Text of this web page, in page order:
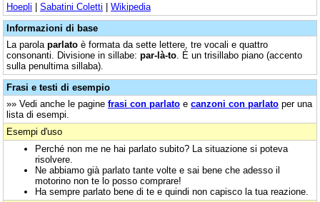
Hoepli | Sabatini Coletti | Wikipedia
Informazioni di base
La parola parlato è formata da sette lettere, tre vocali e quattro
consonanti. Divisione in sillabe: par-là-to . È un trisillabo piano (accento
sulla penultima sillaba).
Frasi e testi di esempio
»» Vedi anche le pagine frasi con parlato e canzoni con parlato per una
lista di esempi.
Esempi d'uso
Perché non me ne hai parlato subito? La situazione si poteva
risolvere.
Ne abbiamo già parlato tante volte e sai bene che adesso il
motorino non te lo posso comprare!
Ha sempre parlato bene di te e quindi non capisco la tua reazione.